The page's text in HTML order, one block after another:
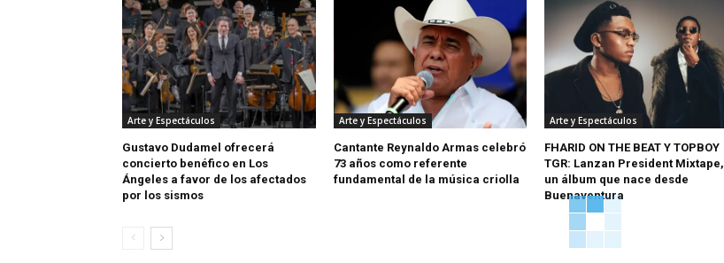
Arte y Espectáculos
Gustavo Dudamel ofrecerá
concierto benéfico en Los
Ángeles a favor de los afectados
por los sismos
Arte y Espectáculos
Cantante Reynaldo Armas celebró
73 años como referente
fundamental de la música criolla
Arte y Espectáculos
FHARID ON THE BEAT Y TOPBOY
TGR: Lanzan President Mixtape,
un álbum que nace desde
Buenaventura